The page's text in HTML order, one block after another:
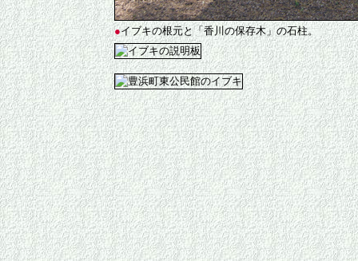
●イブキの根元と「香川の保存木」の石柱。